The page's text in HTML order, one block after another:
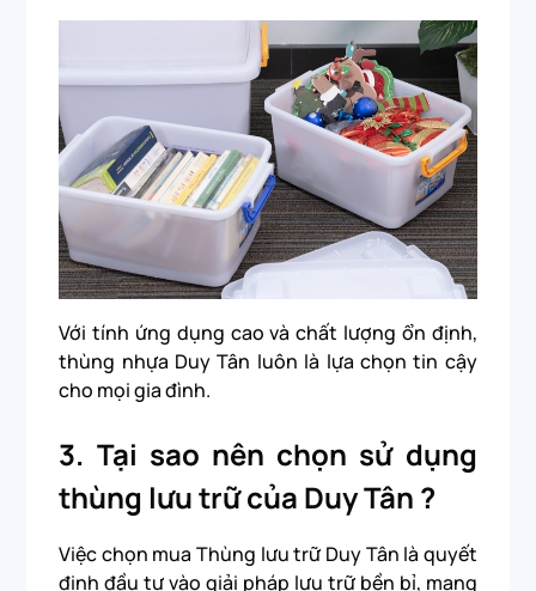
Với tính ứng dụng cao và chất lượng ổn định,
thùng nhựa Duy Tân luôn là lựa chọn tin cậy
cho mọi gia đình.
3. Tại sao nên chọn sử dụng
thùng lưu trữ của Duy Tân ?
Việc chọn mua Thùng lưu trữ Duy Tân là quyết
định đầu tư vào giải pháp lưu trữ bền bỉ, mang